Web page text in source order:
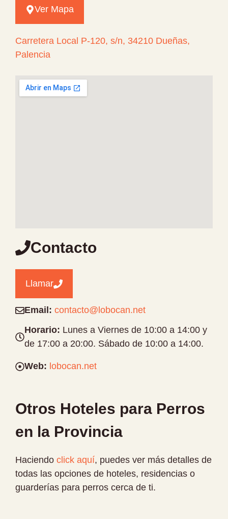
Ver Mapa
Carretera Local P-120, s/n, 34210 Dueñas,
Palencia
Contacto
Llamar
Email: contacto@lobocan.net
Horario: Lunes a Viernes de 10:00 a 14:00 y
de 17:00 a 20:00. Sábado de 10:00 a 14:00.
Web: lobocan.net
Otros Hoteles para Perros
en la Provincia
Haciendo click aquí, puedes ver más detalles de
todas las opciones de hoteles, residencias o
guarderías para perros cerca de ti.